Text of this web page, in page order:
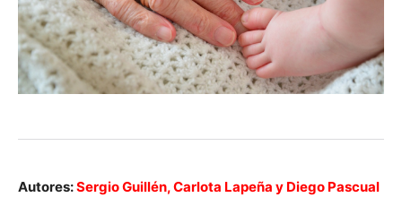
Autores:Sergio Guillén, Carlota Lapeña y Diego Pascual